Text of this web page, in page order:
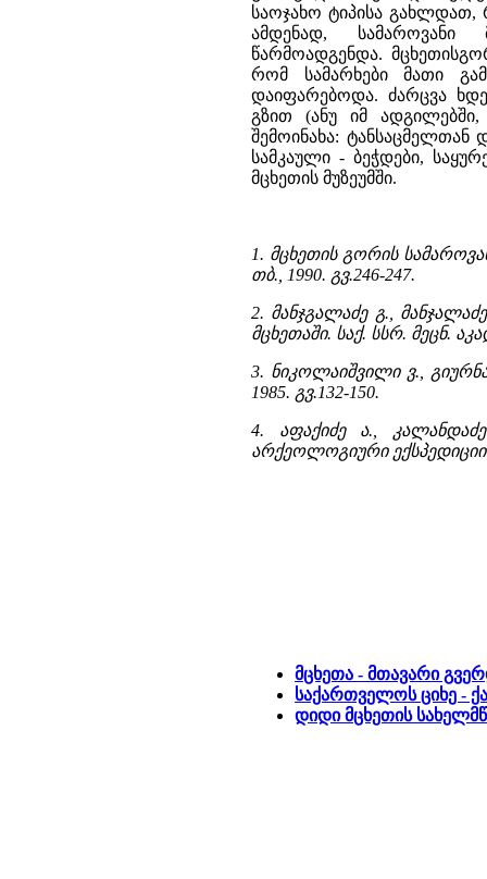
საოჯახო ტიპისა
ამდენად, სამაროვანი
წარმოადგენდა.
რომ სამარხები მათი
დაიფარებოდა. ძარცვა
გზით (ანუ იმ ადგილებში,
შემოინახა: ტანსაცმელთან
სამკაული - ბეჭდები,
მცხეთის მუზეუმში.
1. მცხეთის გორის
თბ., 1990. გვ.246-247.
2. მანჯგალაძე გ.,
მცხეთაში. საქ. სსრ. მეცნ.
3. ნიკოლაიშვილი ვ.,
1985. გვ.132-150.
4. აფაქიძე ა.,
არქეოლოგიური
მცხეთა - მთავარი
საქართველოს ციხე -
დიდი მცხეთის